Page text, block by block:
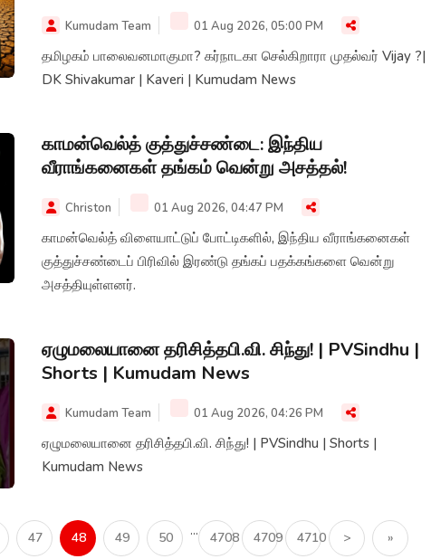
Kumudam Team 01 Aug 2026, 05:00 PM
தமிழகம் பாலைவனமாகுமா? கர்நாடகா செல்கிறாரா முதல்வர் Vijay ?|
DK Shivakumar | Kaveri | Kumudam News
காமன்வெல்த் குத்துச்சண்டை: இந்திய
வீராங்கனைகள் தங்கம் வென்று அசத்தல்!
Christon 01 Aug 2026, 04:47 PM
காமன்வெல்த் விளையாட்டுப் போட்டிகளில், இந்திய வீராங்கனைகள்
குத்துச்சண்டைப் பிரிவில் இரண்டு தங்கப் பதக்கங்களை வென்று
அசத்தியுள்ளனர்.
ஏழுமலையானை தரிசித்தபி.வி. சிந்து! | PVSindhu |
Shorts | Kumudam News
Kumudam Team 01 Aug 2026, 04:26 PM
ஏழுமலையானை தரிசித்தபி.வி. சிந்து! | PVSindhu | Shorts |
Kumudam News
47 48 49 50 ... 4708 4709 4710 > »